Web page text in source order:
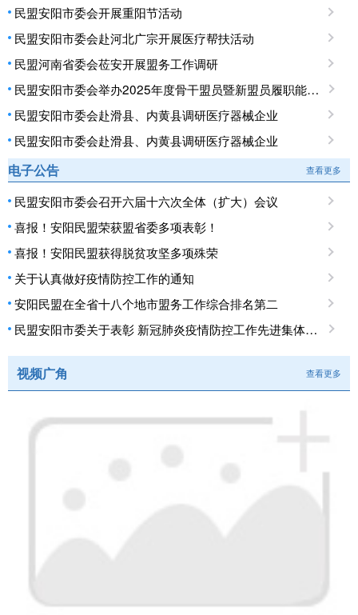
民盟安阳市委会开展重阳节活动
民盟安阳市委会赴河北广宗开展医疗帮扶活动
民盟河南省委会莅安开展盟务工作调研
民盟安阳市委会举办2025年度骨干盟员暨新盟员履职能力培训班
民盟安阳市委会赴滑县、内黄县调研医疗器械企业
民盟安阳市委会赴滑县、内黄县调研医疗器械企业
电子公告 查看更多
民盟安阳市委会召开六届十六次全体（扩大）会议
喜报！安阳民盟荣获盟省委多项表彰！
喜报！安阳民盟获得脱贫攻坚多项殊荣
关于认真做好疫情防控工作的通知
安阳民盟在全省十八个地市盟务工作综合排名第二
民盟安阳市委关于表彰 新冠肺炎疫情防控工作先进集体、先进个人的决定
视频广角 查看更多